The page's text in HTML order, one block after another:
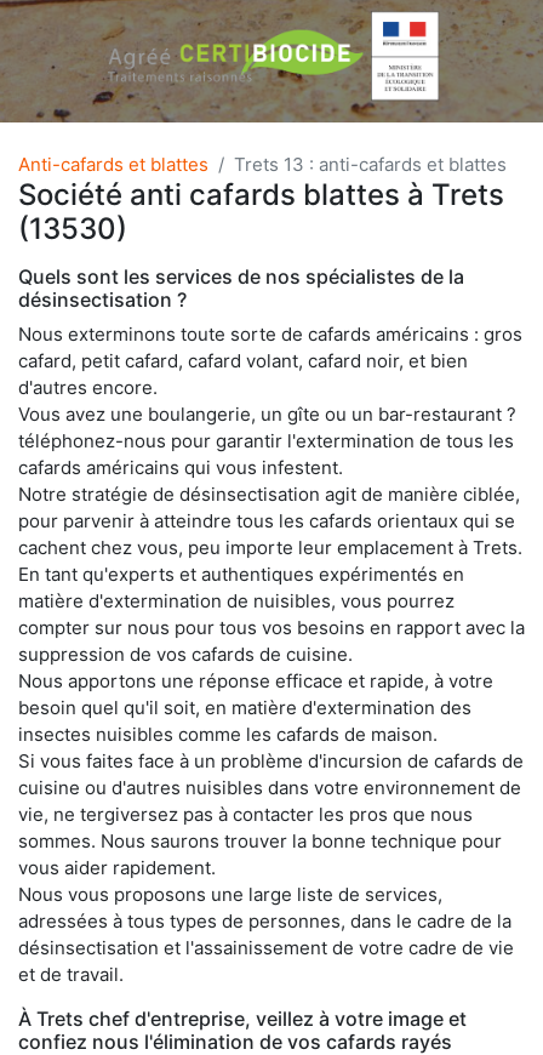
Anti-cafards et blattes Trets 13 : anti-cafards et blattes
Société anti cafards blattes à Trets
(13530)
Quels sont les services de nos spécialistes de la
désinsectisation ?
Nous exterminons toute sorte de cafards américains : gros
cafard, petit cafard, cafard volant, cafard noir, et bien
d'autres encore.
Vous avez une boulangerie, un gîte ou un bar-restaurant ?
téléphonez-nous pour garantir l'extermination de tous les
cafards américains qui vous infestent.
Notre stratégie de désinsectisation agit de manière ciblée,
pour parvenir à atteindre tous les cafards orientaux qui se
cachent chez vous, peu importe leur emplacement à Trets.
En tant qu'experts et authentiques expérimentés en
matière d'extermination de nuisibles, vous pourrez
compter sur nous pour tous vos besoins en rapport avec la
suppression de vos cafards de cuisine.
Nous apportons une réponse efficace et rapide, à votre
besoin quel qu'il soit, en matière d'extermination des
insectes nuisibles comme les cafards de maison.
Si vous faites face à un problème d'incursion de cafards de
cuisine ou d'autres nuisibles dans votre environnement de
vie, ne tergiversez pas à contacter les pros que nous
sommes. Nous saurons trouver la bonne technique pour
vous aider rapidement.
Nous vous proposons une large liste de services,
adressées à tous types de personnes, dans le cadre de la
désinsectisation et l'assainissement de votre cadre de vie
et de travail.
À Trets chef d'entreprise, veillez à votre image et
confiez nous l'élimination de vos cafards rayés